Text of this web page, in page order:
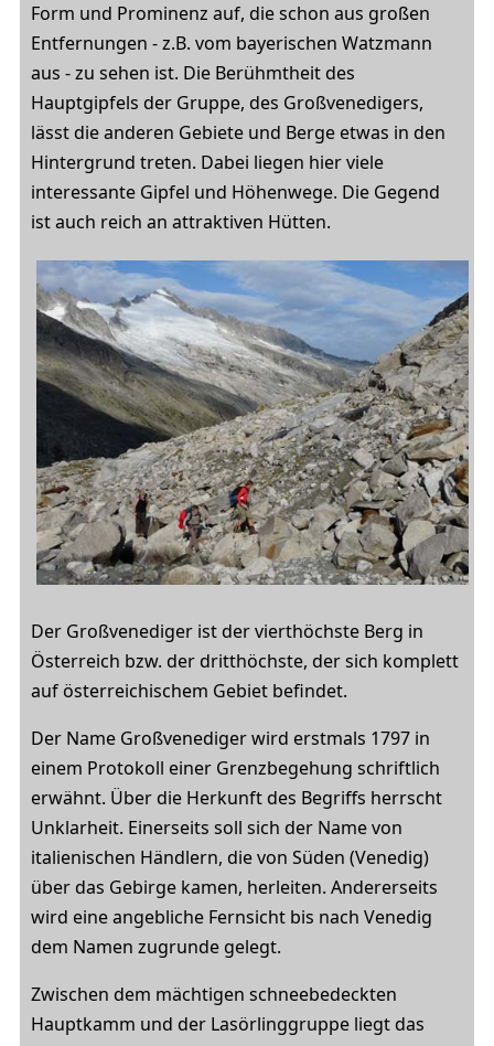
Form und Prominenz auf, die schon aus großen
Entfernungen - z.B. vom bayerischen Watzmann
aus - zu sehen ist. Die Berühmtheit des
Hauptgipfels der Gruppe, des Großvenedigers,
lässt die anderen Gebiete und Berge etwas in den
Hintergrund treten. Dabei liegen hier viele
interessante Gipfel und Höhenwege. Die Gegend
ist auch reich an attraktiven Hütten.
Der Großvenediger ist der vierthöchste Berg in
Österreich bzw. der dritthöchste, der sich komplett
auf österreichischem Gebiet befindet.
Der Name Großvenediger wird erstmals 1797 in
einem Protokoll einer Grenzbegehung schriftlich
erwähnt. Über die Herkunft des Begriffs herrscht
Unklarheit. Einerseits soll sich der Name von
italienischen Händlern, die von Süden (Venedig)
über das Gebirge kamen, herleiten. Andererseits
wird eine angebliche Fernsicht bis nach Venedig
dem Namen zugrunde gelegt.
Zwischen dem mächtigen schneebedeckten
Hauptkamm und der Lasörlinggruppe liegt das